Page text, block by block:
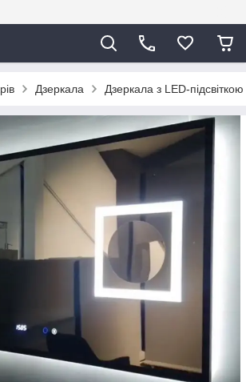
Дзеркала Дзеркала з LED-підсвіткою